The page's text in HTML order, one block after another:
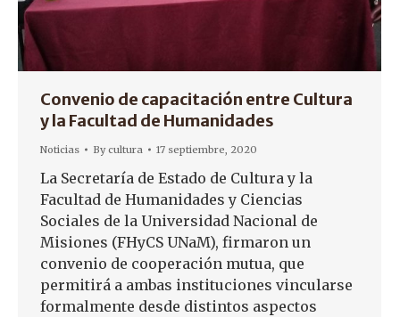
Convenio de capacitación entre Cultura
y la Facultad de Humanidades
Noticias Bycultura 17 septiembre, 2020
La Secretaría de Estado de Cultura y la
Facultad de Humanidades y Ciencias
Sociales de la Universidad Nacional de
Misiones (FHyCS UNaM), firmaron un
convenio de cooperación mutua, que
permitirá a ambas instituciones vincularse
formalmente desde distintos aspectos